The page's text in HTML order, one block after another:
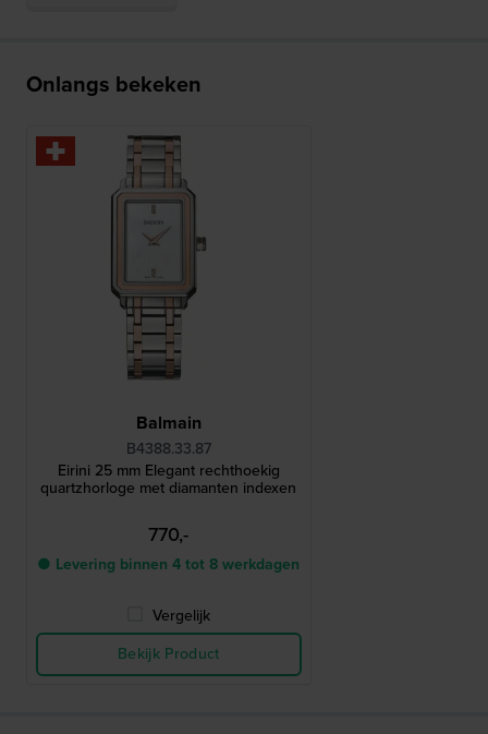
Onlangs bekeken
Balmain
B4388.33.87
Eirini 25 mm Elegant rechthoekig
quartzhorloge met diamanten indexen
770,-
● Levering binnen 4 tot 8 werkdagen
Vergelijk
Bekijk Product